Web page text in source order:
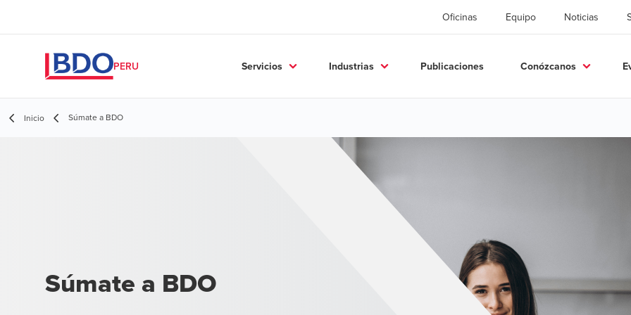
Oficinas Equipo Noticias
PERU Servicios Industrias Publicaciones Conózcanos
Inicio Súmate a BDO
Súmate a BDO